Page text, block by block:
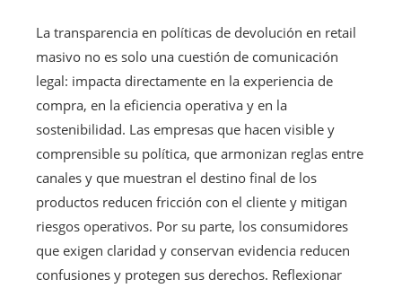
La transparencia en políticas de devolución en retail
masivo no es solo una cuestión de comunicación
legal: impacta directamente en la experiencia de
compra, en la eficiencia operativa y en la
sostenibilidad. Las empresas que hacen visible y
comprensible su política, que armonizan reglas entre
canales y que muestran el destino final de los
productos reducen fricción con el cliente y mitigan
riesgos operativos. Por su parte, los consumidores
que exigen claridad y conservan evidencia reducen
confusiones y protegen sus derechos. Reflexionar